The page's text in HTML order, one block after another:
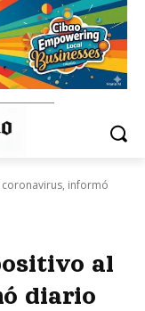
informó
al
diario